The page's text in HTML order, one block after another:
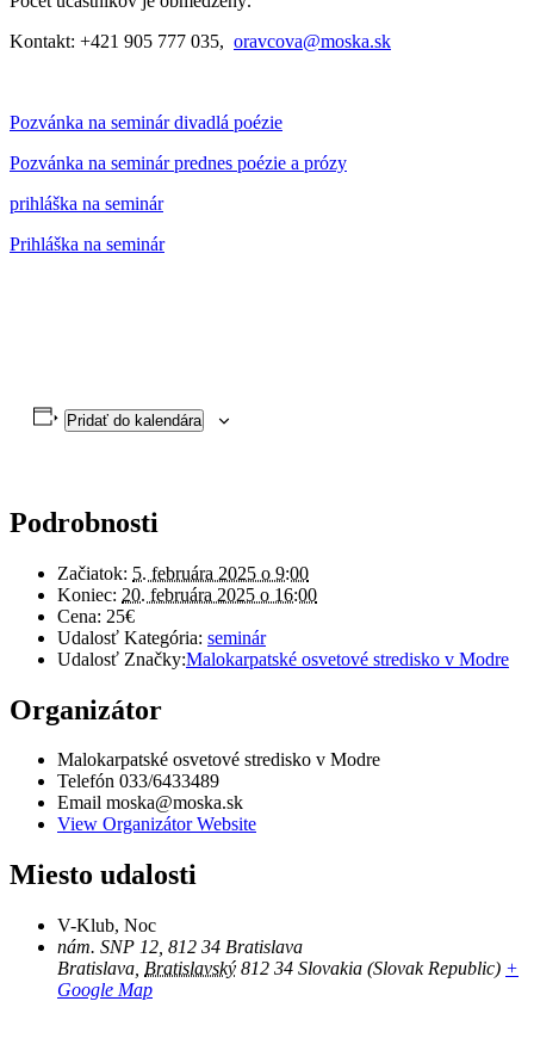
Kontakt: +421 905 777 035, oravcova@moska.sk
Pozvánka na seminár divadlá poézie
Pozvánka na seminár prednes poézie a prózy
prihláška na seminár
Prihláška na seminár
Pridať do kalendára
Podrobnosti
Začiatok: 5. februára 2025 o 9:00
Koniec: 20. februára 2025 o 16:00
Cena: 25€
Udalosť Kategória: seminár
Udalosť Značky:Malokarpatské osvetové stredisko v Modre
Organizátor
Malokarpatské osvetové stredisko v Modre
Telefón 033/6433489
Email moska@moska.sk
View Organizátor Website
Miesto udalosti
V-Klub, Noc
nám. SNP 12, 812 34 Bratislava
Bratislava Bratislavský 812 34 Slovakia (Slovak Republic) +
Google Map